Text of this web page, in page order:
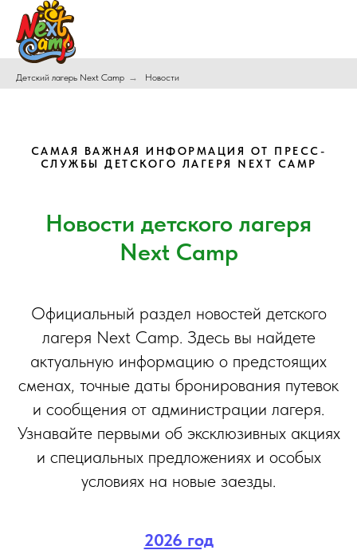
Детский лагерь Next Camp → Новости
САМАЯ ВАЖНАЯ ИНФОРМАЦИЯ ОТ ПРЕСС-
СЛУЖБЫ ДЕТСКОГО ЛАГЕРЯ NEXT CAMP
Новости детского лагеря
Next Camp
Официальный раздел новостей детского
лагеря Next Camp. Здесь вы найдете
актуальную информацию о предстоящих
сменах, точные даты бронирования путевок
и сообщения от администрации лагеря.
Узнавайте первыми об эксклюзивных акциях
и специальных предложениях и особых
условиях на новые заезды.
2026 год